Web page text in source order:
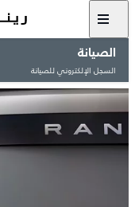
الصيانة
السجل الإلكتروني للصيانة